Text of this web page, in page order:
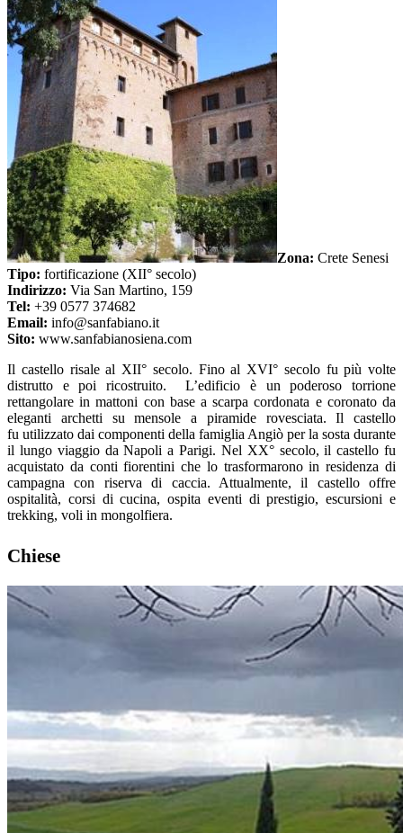
Zona: Crete Senesi
Tipo: fortificazione (XII° secolo)
Indirizzo: Via San Martino, 159
Tel: +39 0577 374682
Email: info@sanfabiano.it
Sito: www.sanfabianosiena.com
Il castello risale al XII° secolo. Fino al XVI° secolo fu più volte
distrutto e poi ricostruito. L’edificio è un poderoso torrione
rettangolare in mattoni con base a scarpa cordonata e coronato da
eleganti archetti su mensole a piramide rovesciata. Il castello
fu utilizzato dai componenti della famiglia Angiò per la sosta durante
il lungo viaggio da Napoli a Parigi. Nel XX° secolo, il castello fu
acquistato da conti fiorentini che lo trasformarono in residenza di
campagna con riserva di caccia. Attualmente, il castello offre
ospitalità, corsi di cucina, ospita eventi di prestigio, escursioni e
trekking, voli in mongolfiera.
Chiese